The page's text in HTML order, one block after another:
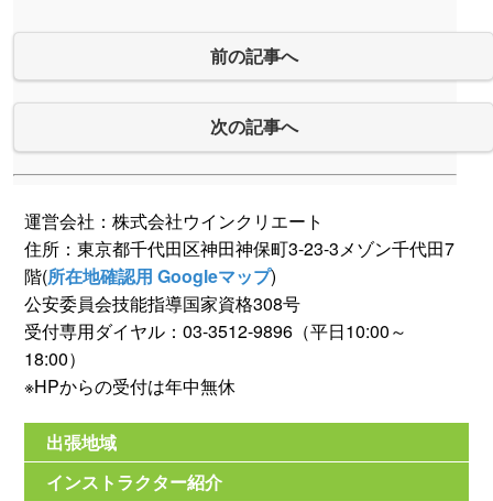
前の記事へ
次の記事へ
運営会社：株式会社ウインクリエート
住所：東京都千代田区神田神保町3-23-3メゾン千代田7
階(所在地確認用 Googleマップ)
公安委員会技能指導国家資格308号
受付専用ダイヤル：03-3512-9896（平日10:00～
18:00）
※HPからの受付は年中無休
出張地域
インストラクター紹介